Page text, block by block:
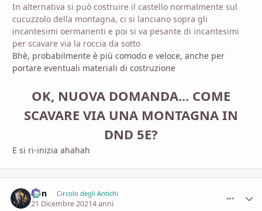
In alternativa si può costruire il castello normalmente sul
cucuzzolo della montagna, ci si lanciano sopra gli
incantesimi oermanenti e poi si va pesante di incantesimi
per scavare via la roccia da sotto
Bhè, probabilmente è più comodo e veloce, anche per
portare eventuali materiali di costruzione
OK, NUOVA DOMANDA... COME
SCAVARE VIA UNA MONTAGNA IN
DND 5E?
E si ri-inizia ahahah
Von Circolo degli Antichi
21 Dicembre 20214 anni